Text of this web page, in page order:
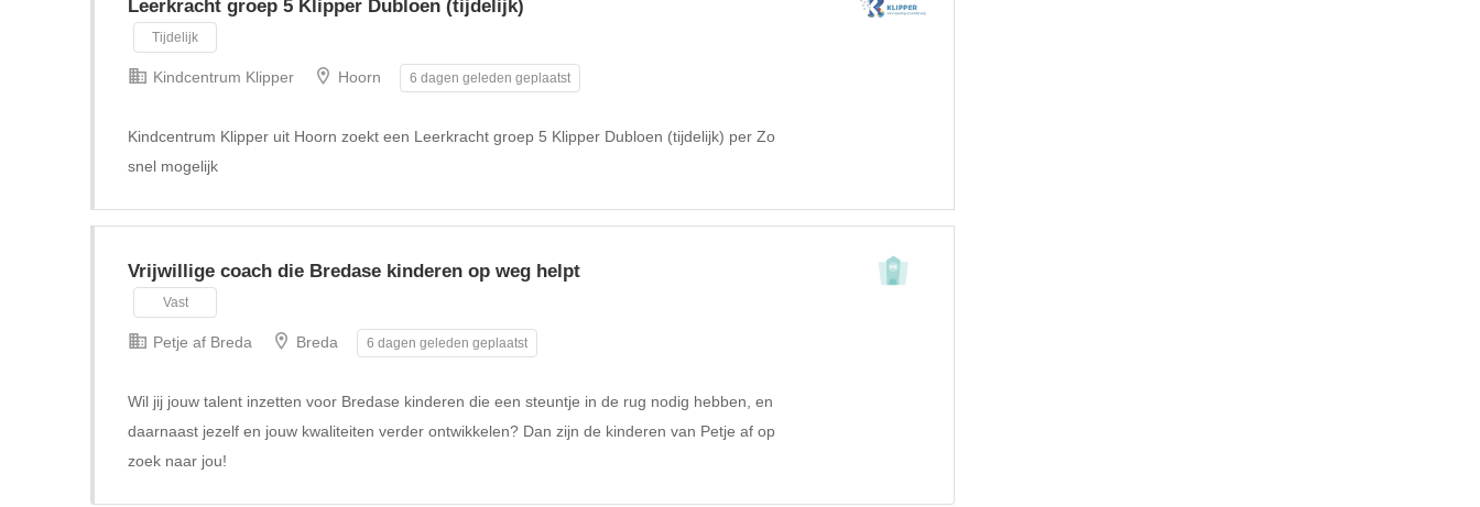
Leerkracht groep 5 Klipper Dubloen (tijdelijk)
Tijdelijk
Kindcentrum Klipper Hoorn 6 dagen geleden geplaatst
Kindcentrum Klipper uit Hoorn zoekt een Leerkracht groep 5 Klipper Dubloen (tijdelijk) per Zo
snel mogelijk
Vrijwillige coach die Bredase kinderen op weg helpt
Vast
Petje af Breda Breda 6 dagen geleden geplaatst
Wil jij jouw talent inzetten voor Bredase kinderen die een steuntje in de rug nodig hebben, en
daarnaast jezelf en jouw kwaliteiten verder ontwikkelen? Dan zijn de kinderen van Petje af op
zoek naar jou!